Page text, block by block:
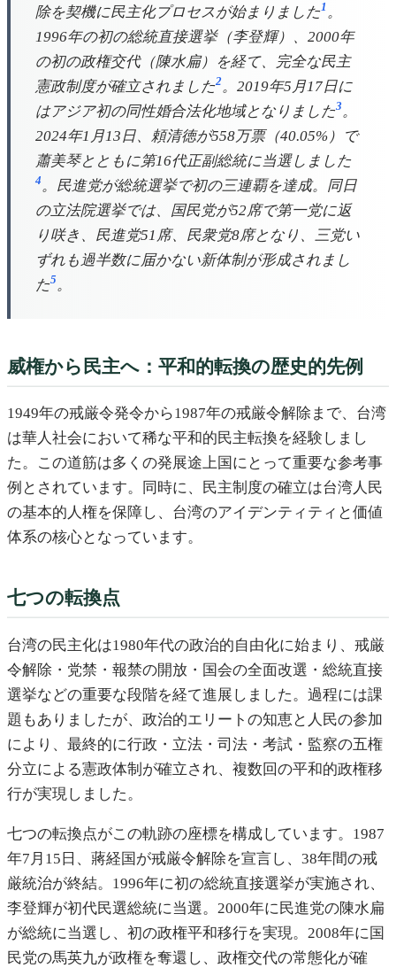
除を契機に民主化プロセスが始まりました1 。
1996年の初の総統直接選挙（李登輝）、2000年
の初の政権交代（陳水扁）を経て、完全な民主
憲政制度が確立されました2。2019年5月17日に
はアジア初の同性婚合法化地域となりました3。
2024年1月13日、頼清徳が558万票（40.05%）で
蕭美琴とともに第16代正副総統に当選しました
4。民進党が総統選挙で初の三連覇を達成。同日
の立法院選挙では、国民党が52席で第一党に返
り咲き、民進党51席、民衆党8席となり、三党い
ずれも過半数に届かない新体制が形成されまし
た5。
威権から民主へ：平和的転換の歴史的先例
1949年の戒厳令発令から1987年の戒厳令解除まで、台湾
は華人社会において稀な平和的民主転換を経験しまし
た。この道筋は多くの発展途上国にとって重要な参考事
例とされています。同時に、民主制度の確立は台湾人民
の基本的人権を保障し、台湾のアイデンティティと価値
体系の核心となっています。
七つの転換点
台湾の民主化は1980年代の政治的自由化に始まり、戒厳
令解除・党禁・報禁の開放・国会の全面改選・総統直接
選挙などの重要な段階を経て進展しました。過程には課
題もありましたが、政治的エリートの知恵と人民の参加
により、最終的に行政・立法・司法・考試・監察の五権
分立による憲政体制が確立され、複数回の平和的政権移
行が実現しました。
七つの転換点がこの軌跡の座標を構成しています。1987
年7月15日、蔣経国が戒厳令解除を宣言し、38年間の戒
厳統治が終結。1996年に初の総統直接選挙が実施され、
李登輝が初代民選総統に当選。2000年に民進党の陳水扁
が総統に当選し、初の政権平和移行を実現。2008年に国
民党の馬英九が政権を奪還し、政権交代の常態化が確